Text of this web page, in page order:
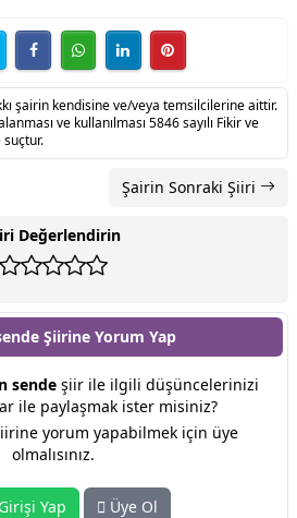
şairin kendisine ve/veya temsilcilerine aittir.
ve kullanılması 5846 sayılı Fikir ve
suçtur.
Şairin Sonraki Şiiri
Değerlendirin
Şiirine Yorum Yap
sende şiir ile ilgili düşüncelerinizi
ile paylaşmak ister misiniz?
yorum yapabilmek için üye
olmalısınız.
Yap Üye Ol